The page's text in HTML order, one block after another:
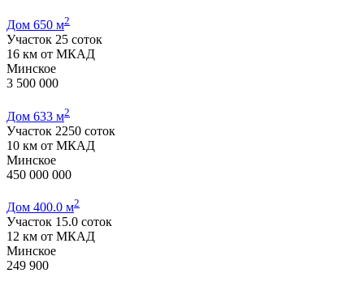
Дом 650 м2
Участок 25 соток
16 км от МКАД
Минское
3 500 000
Дом 633 м2
Участок 2250 соток
10 км от МКАД
Минское
450 000 000
Дом 400.0 м2
Участок 15.0 соток
12 км от МКАД
Минское
249 900